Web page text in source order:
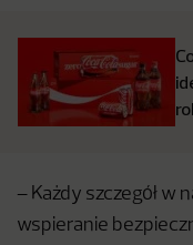
– Każdy szczegół w
wspieranie